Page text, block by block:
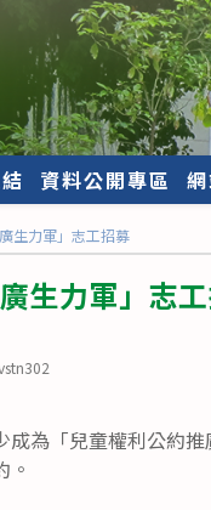
資料公開專區
生力軍」志工招募
生力軍」志
為「兒童權利公約
。